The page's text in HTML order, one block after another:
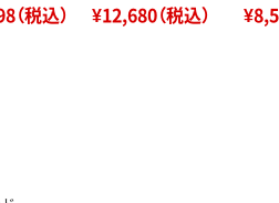
（税込） ¥12,680（税込）